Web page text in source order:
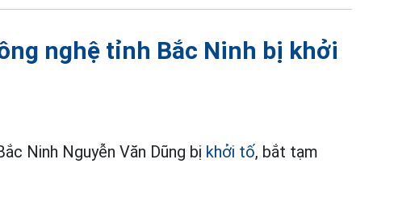
nghệ tỉnh Bắc Ninh bị khởi
Ninh Nguyễn Văn Dũng bị khởi tố, bắt tạm